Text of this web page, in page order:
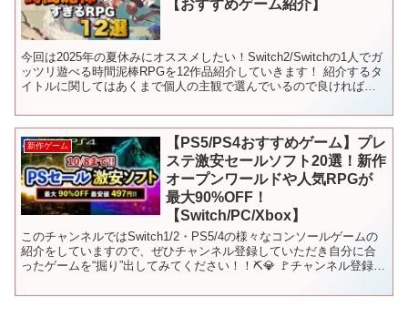
【おすすめゲーム紹介】
今回は2025年の夏休みにオススメしたい！Switch2/Switchの1人でガ
ッツリ遊べる時間泥棒RPGを12作品紹介していきます！ 紹介するタ
イトルに関してはあくまで個人の主観で選んでいるので良ければ皆
新作ゲーム
【PS5/PS4おすすめゲーム】プレ
ステ激安セールソフト20選！新作
オープンワールドや人気RPGが
最大90%OFF！
【Switch/PC/Xbox】
このチャンネルではSwitch1/2・PS5/4の様々なコンソールゲームの
紹介をしていますので、ぜひチャンネル登録していただき自分に合
ったゲームを“掘り”出してみてください！！⛏️💎 🚩チャンネル登録は